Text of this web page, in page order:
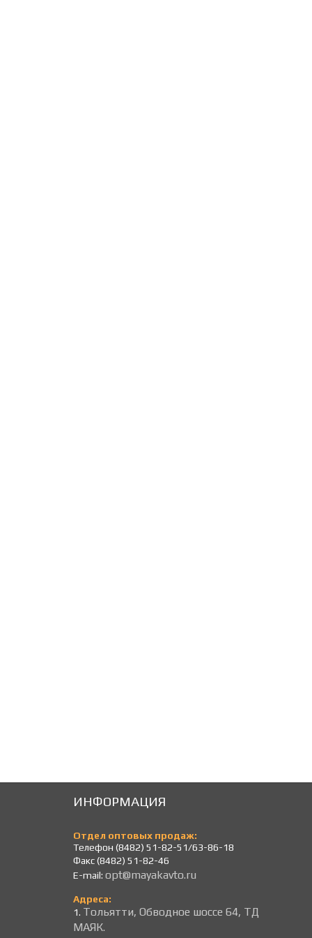
ИНФОРМАЦИЯ
Отдел оптовых продаж:
Телефон (8482) 51-82-51/63-86-18
Факс (8482) 51-82-46
E-mail: opt@mayakavto.ru
Адреса:
1. Тольятти, Обводное шоссе 64, ТД
МАЯК.